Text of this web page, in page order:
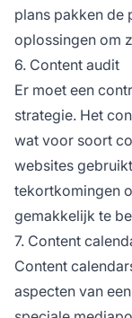
plans pakken de
oplossingen om
6. Content audit
Er moet een
strategie. Het
wat voor soort
websites
tekortkomingen
gemakkelijk te
7. Content
Content
aspecten van